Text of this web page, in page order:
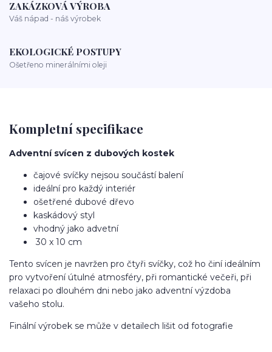
ZAKÁZKOVÁ VÝROBA
Váš nápad - náš výrobek
EKOLOGICKÉ POSTUPY
Ošetřeno minerálními oleji
Kompletní specifikace
Adventní svícen z dubových kostek
čajové svíčky nejsou součástí balení
ideální pro každý interiér
ošetřené dubové dřevo
kaskádový styl
vhodný jako advetní
30 x 10 cm
Tento svícen je navržen pro čtyři svíčky, což ho činí ideálním
pro vytvoření útulné atmosféry, při romantické večeři, při
relaxaci po dlouhém dni nebo jako adventní výzdoba
vašeho stolu.
Finální výrobek se může v detailech lišit od fotografie